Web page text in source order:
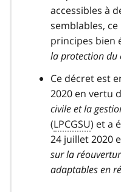
accessibles à
semblables,
principes bien
la protection
Ce décret est
2020 en vertu
civile et la
(LPCGSU) et a
24 juillet 2020
sur la
adaptables en